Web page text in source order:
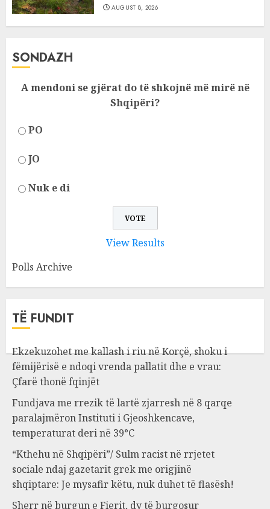
AUGUST 8, 2026
SONDAZH
A mendoni se gjërat do të shkojnë më mirë në
Shqipëri?
PO
JO
Nuk e di
View Results
Polls Archive
TË FUNDIT
Ekzekuzohet me kallash i riu në Korçë, shoku i
fëmijërisë e ndoqi vrenda pallatit dhe e vrau:
Çfarë thonë fqinjët
Fundjava me rrezik të lartë zjarresh në 8 qarqe
paralajmëron Instituti i Gjeoshkencave,
temperaturat deri në 39°C
“Kthehu në Shqipëri”/ Sulm racist në rrjetet
sociale ndaj gazetarit grek me origjinë
shqiptare: Je mysafir këtu, nuk duhet të flasësh!
Sherr në burgun e Fierit, dy të burgosur